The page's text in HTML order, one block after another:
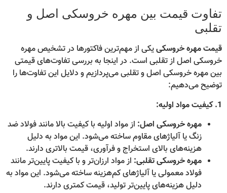
تفاوت قیمت بین مهره خروسکی اصل و
تقلبی
قیمت مهره خروسکییکی از مهم‌ترین فاکتورها در تشخیص مهره
خروسکی اصل از تقلبی است. در اینجا به بررسی تفاوت‌های قیمتی
بین مهره خروسکی اصل و تقلبی می‌پردازیم و دلایل این تفاوت‌ها را
توضیح می‌دهیم:
1. کیفیت مواد اولیه:
مهره خروسکی اصل: از مواد اولیه با کیفیت بالا مانند فولاد ضد
زنگ یا آلیاژهای مقاوم ساخته می‌شود. این مواد به دلیل
هزینه‌های بالای استخراج و فرآوری، قیمت بالاتری دارند.
مهره خروسکی تقلبی: از مواد ارزان‌تر و با کیفیت پایین‌تر مانند
فولاد معمولی یا آلیاژهای کم‌هزینه ساخته می‌شود. این مواد به
دلیل هزینه‌های پایین‌تر تولید، قیمت کمتری دارند.